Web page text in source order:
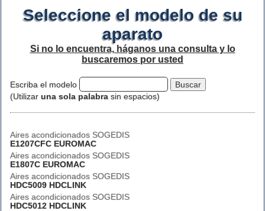
Seleccione el modelo de su
aparato
Si no lo encuentra, háganos una consulta y lo
buscaremos por usted
Escriba el modelo
(Utilizar una sola palabra sin espacios)
Aires acondicionados SOGEDIS
E1207CFC EUROMAC
Aires acondicionados SOGEDIS
E1807C EUROMAC
Aires acondicionados SOGEDIS
HDC5009 HDCLINK
Aires acondicionados SOGEDIS
HDC5012 HDCLINK